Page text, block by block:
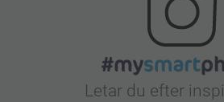
Letar du efter